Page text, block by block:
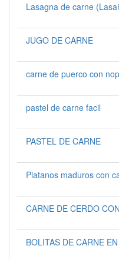
Lasagna de carne
JUGO DE CARNE
carne de puerco con
pastel de carne facil
PASTEL DE CARNE
Platanos maduros con
CARNE DE CERDO
BOLITAS DE CARNE